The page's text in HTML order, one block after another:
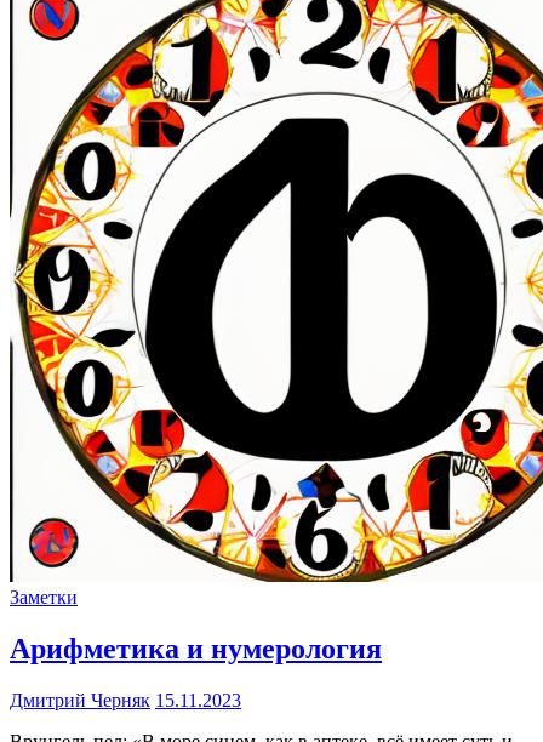
Заметки
Арифметика и нумерология
Дмитрий Черняк 15.11.2023